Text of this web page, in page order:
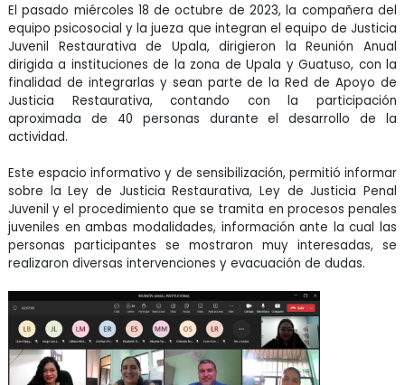
El pasado miércoles 18 de octubre de 2023, la compañera del
equipo psicosocial y la jueza que integran el equipo de Justicia
Juvenil Restaurativa de Upala, dirigieron la Reunión Anual
dirigida a instituciones de la zona de Upala y Guatuso, con la
finalidad de integrarlas y sean parte de la Red de Apoyo de
Justicia Restaurativa, contando con la participación
aproximada de 40 personas durante el desarrollo de la
actividad.
Este espacio informativo y de sensibilización, permitió informar
sobre la Ley de Justicia Restaurativa, Ley de Justicia Penal
Juvenil y el procedimiento que se tramita en procesos penales
juveniles en ambas modalidades, información ante la cual las
personas participantes se mostraron muy interesadas, se
realizaron diversas intervenciones y evacuación de dudas.